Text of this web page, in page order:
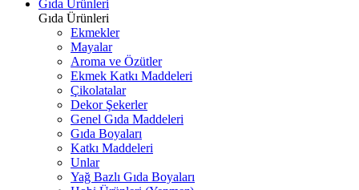
Gıda Ürünleri
Gıda Ürünleri
Ekmekler
Mayalar
Aroma ve Özütler
Ekmek Katkı Maddeleri
Çikolatalar
Dekor Şekerler
Genel Gıda Maddeleri
Gıda Boyaları
Katkı Maddeleri
Unlar
Yağ Bazlı Gıda Boyaları